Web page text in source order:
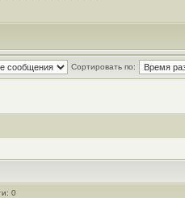
Сортировать по:
0